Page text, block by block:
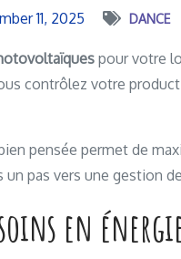
11, 2025 DANCE
pour votre
contrôlez votre
pensée permet de
pas vers une gestion
en